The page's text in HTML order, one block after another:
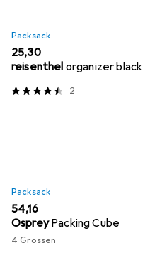
Packsack
EUR
25,30
reisenthel organizer black
2
Packsack
EUR
54,16
Osprey Packing Cube
4 Grössen